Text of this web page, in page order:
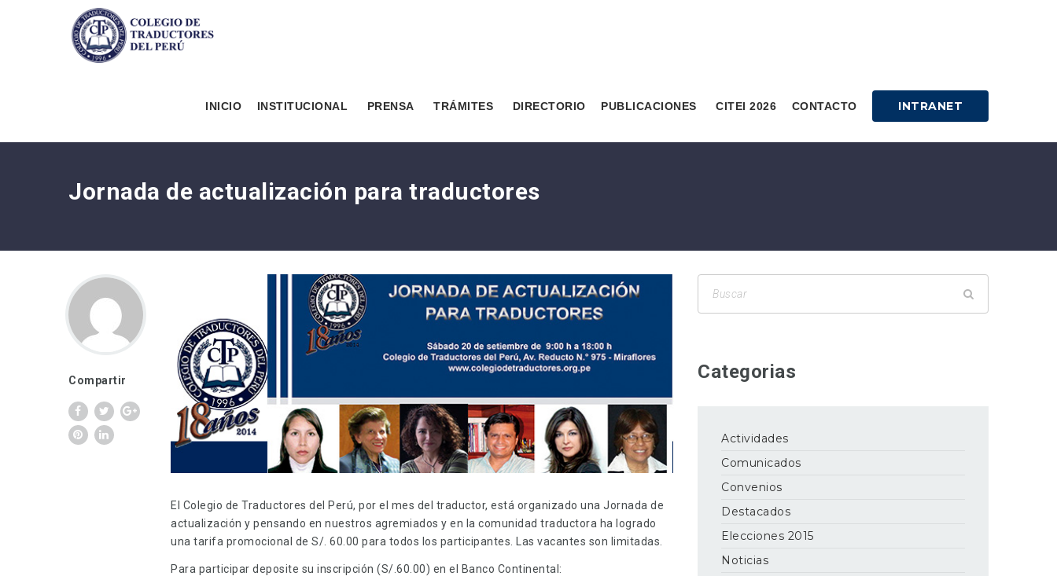
INICIO INSTITUCIONAL PRENSA TRÁMITES DIRECTORIO PUBLICACIONES CITEI 2026 CONTACTO INTRANET
Jornada de actualización para traductores
Compartir
El Colegio de Traductores del Perú, por el mes del traductor, está organizado una Jornada de
actualización y pensando en nuestros agremiados y en la comunidad traductora ha logrado
una tarifa promocional de S/. 60.00 para todos los participantes. Las vacantes son limitadas.
Para participar deposite su inscripción (S/.60.00) en el Banco Continental:
Categorias
Actividades
Comunicados
Convenios
Destacados
Elecciones 2015
Noticias